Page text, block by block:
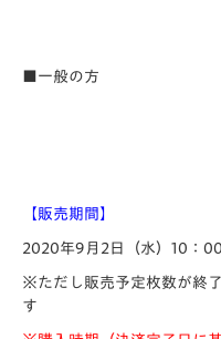
■一般の方
【販売期間】
2020年9月2日（水）10：
※ただし販売予定枚数が終
す